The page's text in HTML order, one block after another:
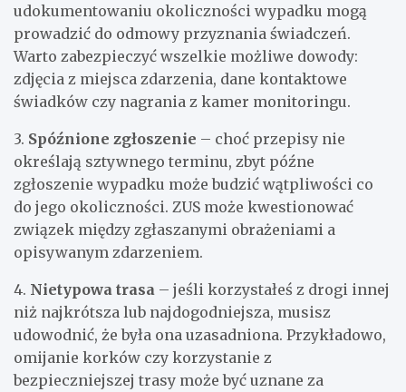
udokumentowaniu okoliczności wypadku mogą
prowadzić do odmowy przyznania świadczeń.
Warto zabezpieczyć wszelkie możliwe dowody:
zdjęcia z miejsca zdarzenia, dane kontaktowe
świadków czy nagrania z kamer monitoringu.
3. Spóźnione zgłoszenie – choć przepisy nie
określają sztywnego terminu, zbyt późne
zgłoszenie wypadku może budzić wątpliwości co
do jego okoliczności. ZUS może kwestionować
związek między zgłaszanymi obrażeniami a
opisywanym zdarzeniem.
4. Nietypowa trasa – jeśli korzystałeś z drogi innej
niż najkrótsza lub najdogodniejsza, musisz
udowodnić, że była ona uzasadniona. Przykładowo,
omijanie korków czy korzystanie z
bezpieczniejszej trasy może być uznane za